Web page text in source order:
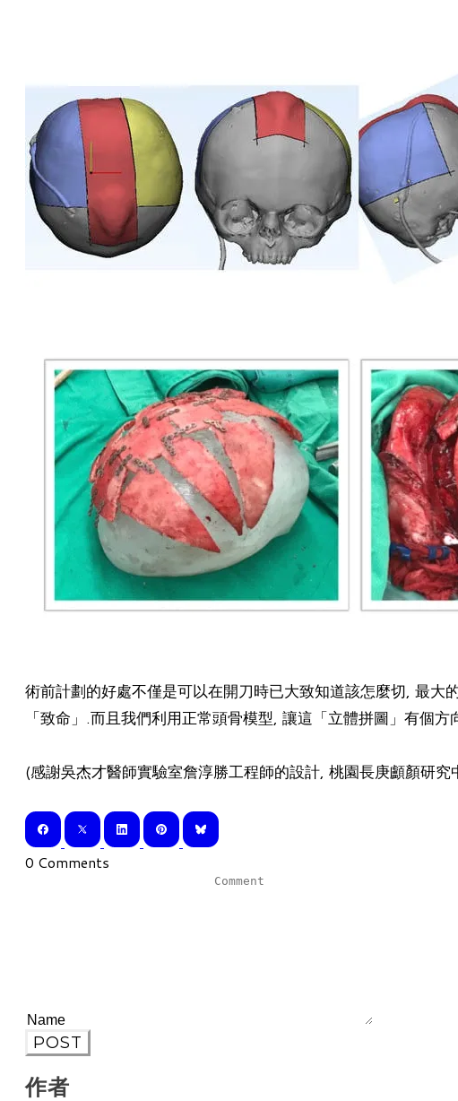
術前計劃的好處不僅是可以在開刀時已大致知道該怎麼切, 最
「致命」.而且我們利用正常頭骨模型, 讓這「立體拼圖」有個
(感謝吳杰才醫師實驗室詹淳勝工程師的設計, 桃園長庚顱顏研
0 Comments
POST
作者